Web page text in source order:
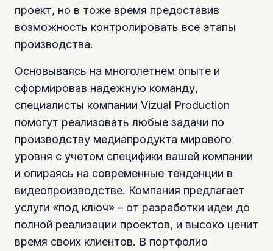
проект, но в тоже время предоставив
возможность контролировать все этапы
производства.
Основываясь на многолетнем опыте и
сформировав надежную команду,
специалисты компании Vizual Production
помогут реализовать любые задачи по
производству медиапродукта мирового
уровня с учетом специфики вашей компании
и опираясь на современные тенденции в
видеопроизводстве. Компания предлагает
услуги «под ключ» – от разработки идеи до
полной реализации проектов, и высоко ценит
время своих клиентов. В портфолио